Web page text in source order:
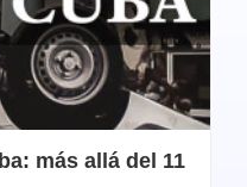
más allá del 11